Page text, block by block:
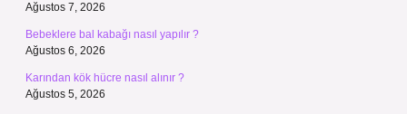
Ağustos 7, 2026
Bebeklere bal kabağı nasıl yapılır ?
Ağustos 6, 2026
Karından kök hücre nasıl alınır ?
Ağustos 5, 2026